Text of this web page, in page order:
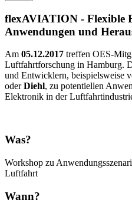
flexAVIATION - Flexible
Anwendungen und
Am 05.12.2017 treffen OES-
Luftfahrtforschung in Hamburg.
und Entwicklern, beispielsweise
oderDiehl, zu potentiellen
Elektronik in der
Was?
Workshop zu
Luftfahrt
Wann?